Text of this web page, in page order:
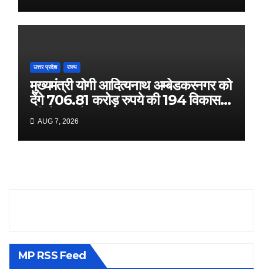
उत्तर प्रदेश राज्य
मुख्यमंत्री योगी आदित्यनाथ अम्बेडकरनगर को
देंगे 706.81 करोड़ रुपये की 194 विकास
परियोजनाओं की सौगात
AUG 7, 2026
MP RSS Feed